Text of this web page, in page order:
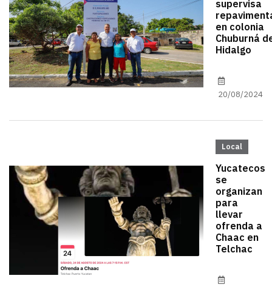
supervisa
en colonia
Chuburná
Hidalgo
20/08/2024
Local
Yucatecos
se
organizan
para
llevar
ofrenda a
Chaac en
Telchac